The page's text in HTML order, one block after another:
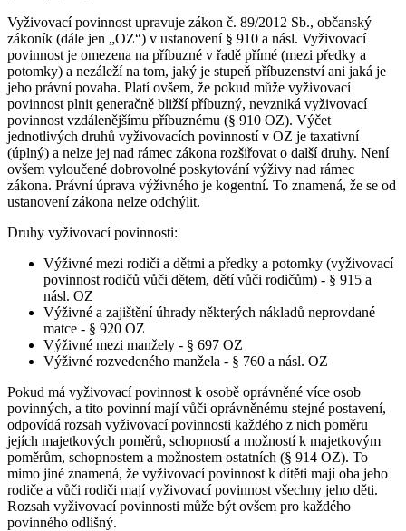
Vyživovací povinnost upravuje zákon č. 89/2012 Sb., občanský
zákoník (dále jen „OZ“) v ustanovení § 910 a násl. Vyživovací
povinnost je omezena na příbuzné v řadě přímé (mezi předky a
potomky) a nezáleží na tom, jaký je stupeň příbuzenství ani jaká je
jeho právní povaha. Platí ovšem, že pokud může vyživovací
povinnost plnit generačně bližší příbuzný, nevzniká vyživovací
povinnost vzdálenějšímu příbuznému (§ 910 OZ). Výčet
jednotlivých druhů vyživovacích povinností v OZ je taxativní
(úplný) a nelze jej nad rámec zákona rozšiřovat o další druhy. Není
ovšem vyloučené dobrovolné poskytování výživy nad rámec
zákona. Právní úprava výživného je kogentní. To znamená, že se od
ustanovení zákona nelze odchýlit.
Druhy vyživovací povinnosti:
Výživné mezi rodiči a dětmi a předky a potomky (vyživovací
povinnost rodičů vůči dětem, dětí vůči rodičům) - § 915 a
násl. OZ
Výživné a zajištění úhrady některých nákladů neprovdané
matce - § 920 OZ
Výživné mezi manžely - § 697 OZ
Výživné rozvedeného manžela - § 760 a násl. OZ
Pokud má vyživovací povinnost k osobě oprávněné více osob
povinných, a tito povinní mají vůči oprávněnému stejné postavení,
odpovídá rozsah vyživovací povinnosti každého z nich poměru
jejích majetkových poměrů, schopností a možností k majetkovým
poměrům, schopnostem a možnostem ostatních (§ 914 OZ). To
mimo jiné znamená, že vyživovací povinnost k dítěti mají oba jeho
rodiče a vůči rodiči mají vyživovací povinnost všechny jeho děti.
Rozsah vyživovací povinnosti může být ovšem pro každého
povinného odlišný.